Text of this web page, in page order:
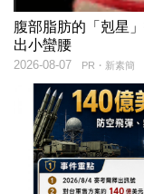
腹部脂肪的「剋星
出小蠻腰
PR・新素簡
2026-08-07